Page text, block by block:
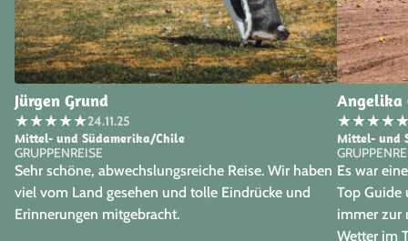
Jürgen Grund
★★★★★24.11.25
Mittel- und Südamerika/Chile
GRUPPENREISE
Sehr schöne, abwechslungsreiche Reise. Wir haben
viel vom Land gesehen und tolle Eindrücke und
Erinnerungen mitgebracht.
Angelika
★★★★
Mittel- und
Es war
Top Guide
immer zur
Wetter im